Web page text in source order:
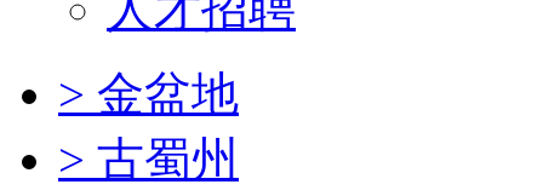
> 金盆地
> 古蜀州